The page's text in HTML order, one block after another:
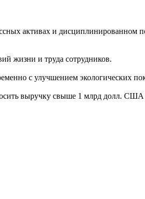
активах и дисциплинированном
жизни и труда сотрудников.
с улучшением экологических
выручку свыше 1 млрд долл. США